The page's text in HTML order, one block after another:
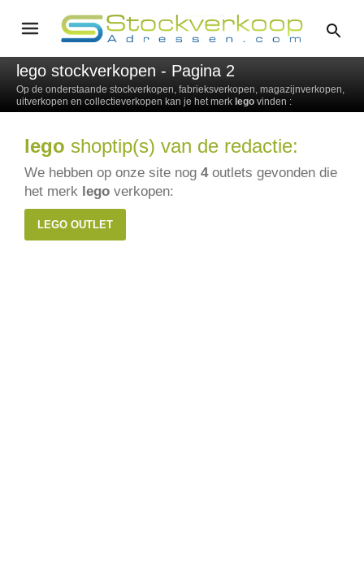
lego stockverkopen - Pagina 2
Op de onderstaande stockverkopen, fabrieksverkopen, magazijnverkopen,
uitverkopen en collectieverkopen kan je het merk lego vinden :
lego shoptip(s) van de redactie:
We hebben op onze site nog 4outlets gevonden die
het merk lego verkopen:
LEGO OUTLET